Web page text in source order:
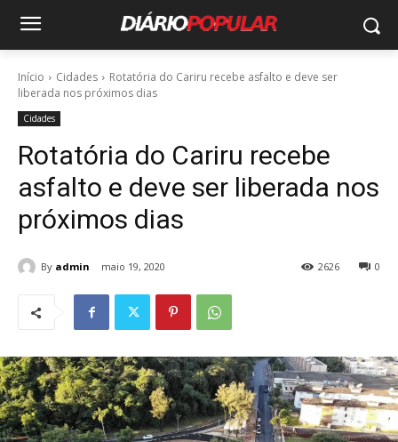
Início Cidades
Rotatória do Cariru recebe asfalto e deve ser
liberada nos próximos dias
Cidades
Rotatória do Cariru recebe
asfalto e deve ser liberada nos
próximos dias
By admin maio 19, 2020 0
2626